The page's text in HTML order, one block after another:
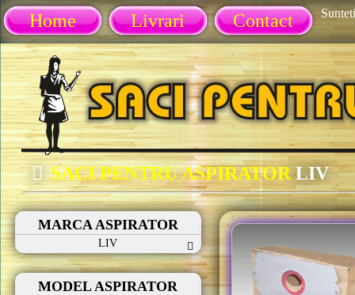
Home Livrari Contact
SACI PENTRU ASPIRATORLIV
MARCA ASPIRATOR
LIV
MODEL ASPIRATOR